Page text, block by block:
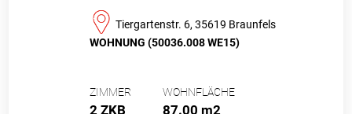
Tiergartenstr. 6, 35619 Braunfels
WOHNUNG (50036.008 WE15)
ZIMMER
2 ZKB
WOHNFLÄCHE
87.00 m2